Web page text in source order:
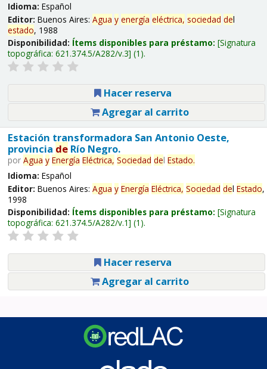
Idioma: Español
Editor: Buenos Aires: Agua y energía eléctrica, sociedad del
estado, 1988
Disponibilidad: Ítems disponibles para préstamo: Signatura
topográfica: 621.374.5/A282/v.3 (1).
Hacer reserva
Agregar al carrito
Estación transformadora San Antonio Oeste,
provincia deRío Negro.
por Agua y Energía Eléctrica, Sociedad del Estado.
Idioma: Español
Editor: Buenos Aires: Agua y Energía Eléctrica, Sociedad del Estado,
1998
Disponibilidad: Ítems disponibles para préstamo: Signatura
topográfica: 621.374.5/A282/v.1 (1).
Hacer reserva
Agregar al carrito